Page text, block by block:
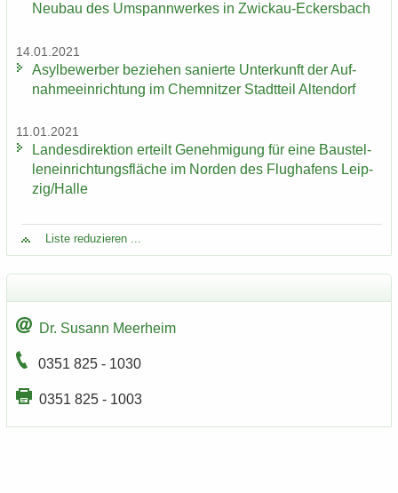
Neu­bau des Um­spann­wer­kes in Zwickau-​Eckersbach
14.01.2021
Asyl­be­wer­ber be­zie­hen sa­nier­te Un­ter­kunft der Auf­
nah­me­ein­rich­tung im Chem­nit­zer Stadt­teil Al­ten­dorf
11.01.2021
Lan­des­di­rek­ti­on er­teilt Ge­neh­mi­gung für eine Bau­stel­
len­ein­rich­tungs­flä­che im Nor­den des Flug­ha­fens Leip­
zig/Halle
Liste re­du­zie­ren ...
Dr. Su­sann Meer­heim
0351 825 - 1030
0351 825 - 1003